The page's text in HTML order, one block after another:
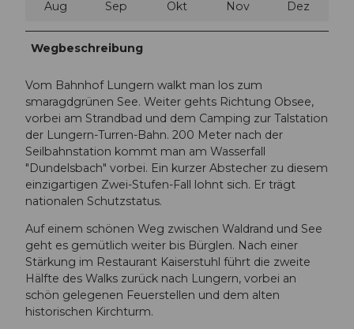
Aug Sep Okt Nov Dez
Wegbeschreibung
Vom Bahnhof Lungern walkt man los zum
smaragdgrünen See. Weiter gehts Richtung Obsee,
vorbei am Strandbad und dem Camping zur Talstation
der Lungern-Turren-Bahn. 200 Meter nach der
Seilbahnstation kommt man am Wasserfall
"Dundelsbach" vorbei. Ein kurzer Abstecher zu diesem
einzigartigen Zwei-Stufen-Fall lohnt sich. Er trägt
nationalen Schutzstatus.
Auf einem schönen Weg zwischen Waldrand und See
geht es gemütlich weiter bis Bürglen. Nach einer
Stärkung im Restaurant Kaiserstuhl führt die zweite
Hälfte des Walks zurück nach Lungern, vorbei an
schön gelegenen Feuerstellen und dem alten
historischen Kirchturm.